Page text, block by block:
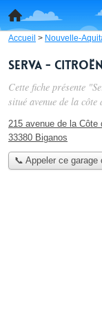
Accueil > Nouvelle-
Serva -
Cette fiche présente
situé avenue de la côte
215 avenue de la Côte
33380 Biganos
📞 Appeler ce garage